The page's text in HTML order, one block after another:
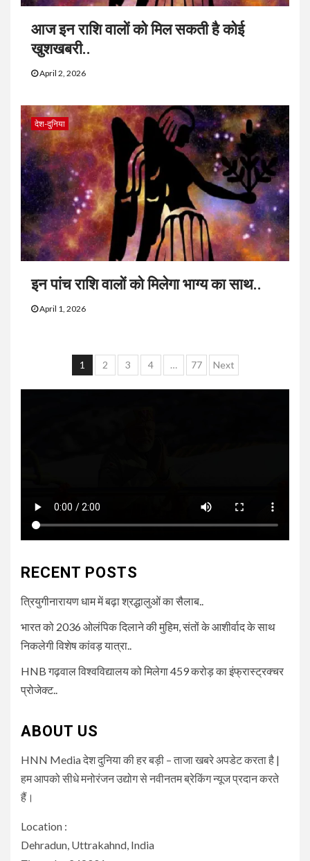
आज इन राशि वालों को मिल सकती है कोई
खुशखबरी..
April 2, 2026
देश-दुनिया
इन पांच राशि वालों को मिलेगा भाग्य का साथ..
April 1, 2026
Posts
navigation
1 2 3 4 … 77 Next
RECENT POSTS
त्रियुगीनारायण धाम में बढ़ा श्रद्धालुओं का सैलाब..
भारत को 2036 ओलंपिक दिलाने की मुहिम, संतों के आशीर्वाद के साथ
निकलेगी विशेष कांवड़ यात्रा..
HNB गढ़वाल विश्वविद्यालय को मिलेगा 459 करोड़ का इंफ्रास्ट्रक्चर
प्रोजेक्ट..
ABOUT US
HNN Media देश दुनिया की हर बड़ी – ताजा खबरे अपडेट करता है |
हम आपको सीधे मनोरंजन उद्योग से नवीनतम ब्रेकिंग न्यूज प्रदान करते
हैं।
Location :
Dehradun, Uttrakahnd, India